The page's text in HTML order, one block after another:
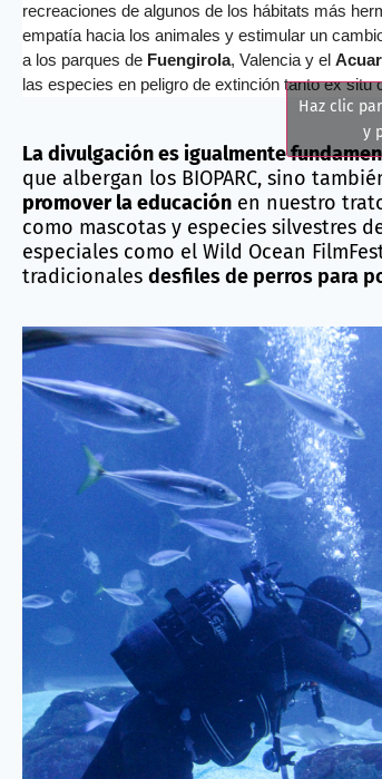
recreaciones de algunos de los hábitats más
empatía hacia los animales y estimular un
a los parques de Fuengirola, Valencia y el
las especies en peligro de extinción tanto ex
Haz clic
La divulgación es igualmente
que albergan los BIOPARC, sino
promover la educación
en nuestro
como mascotas y especies silvestres
especiales como el Wild Ocean
tradicionales
desfiles de perros para